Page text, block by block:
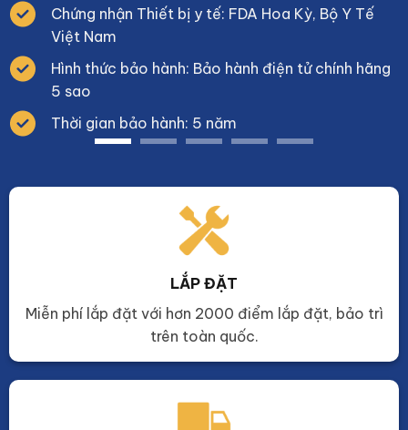
Chứng nhận Thiết bị y tế: FDA Hoa Kỳ, Bộ Y Tế
Việt Nam
Hình thức bảo hành: Bảo hành điện tử chính hãng
5 sao
Thời gian bảo hành: 5 năm
LẮP ĐẶT
Miễn phí lắp đặt với hơn 2000 điểm lắp đặt, bảo trì
trên toàn quốc.